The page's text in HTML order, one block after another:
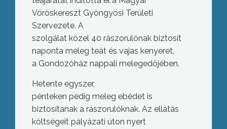
Vöröskereszt Gyöngyösi Területi
Szervezete. A
szolgálat közel 40 rászorulónak biztosít
naponta meleg teát és vajas kenyeret,
a Gondozóház nappali melegedőjében.
Hetente egyszer,
pénteken pedig meleg ebédet is
biztosítanak a rászorulóknak. Az ellátás
költségeit pályázati úton nyert